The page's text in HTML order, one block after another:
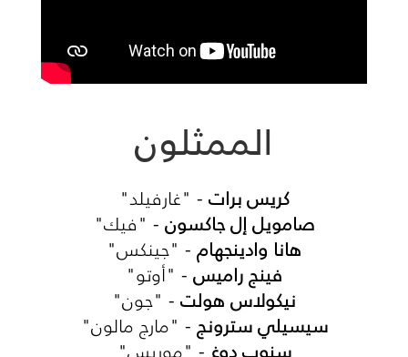
الممثلون
كريس برات- "غارفيلد"
صامويل إل جاكسون- "فيك"
هانا وادينجهام- "جينكس"
فينج راميس- "أوتو"
نيكولاس هولت- "جون"
سيسيلي سترونج- "مارج مالون"